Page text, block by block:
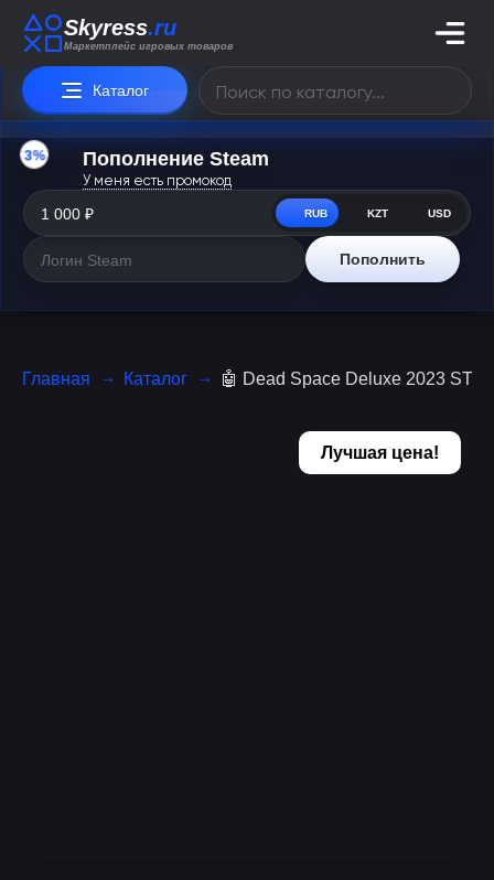
Skyress.ru
Маркетплейс игровых товаров
Каталог
3% Пополнение Steam
У меня есть промокод
RUB KZT USD
Пополнить
Главная Каталог 🤖 Dead Space Deluxe 2023
Лучшая цена!